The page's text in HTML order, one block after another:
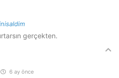
gerçekten.
6 ay önce